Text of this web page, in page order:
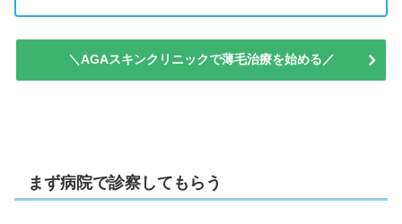
＼AGAスキンクリニックで薄毛治療を始める／
まず病院で診察してもらう